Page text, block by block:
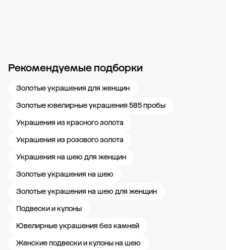
Рекомендуемые подборки
Золотые украшения для женщин
Золотые ювелирные украшения 585 пробы
Украшения из красного золота
Украшения из розового золота
Украшения на шею для женщин
Золотые украшения на шею
Золотые украшения на шею для женщин
Подвески и кулоны
Ювелирные украшения без камней
Женские подвески и кулоны на шею
Новости компании Журнал ЗОЛОТОЙ Блог